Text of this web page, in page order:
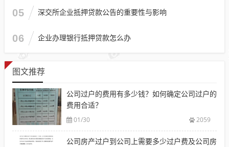
05 深交所企业抵押贷款公告的重要性与影响
06 企业办理银行抵押贷款怎么办
图文推荐
公司过户的费用有多少钱？如何确定公司过户的
费用合适？
01/30 2059
公司房产过户到公司上需要多少过户费及公司房